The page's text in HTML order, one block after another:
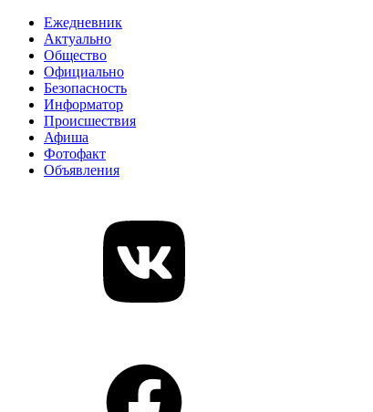
Ежедневник
Актуально
Общество
Официально
Безопасность
Информатор
Происшествия
Афиша
Фотофакт
Объявления